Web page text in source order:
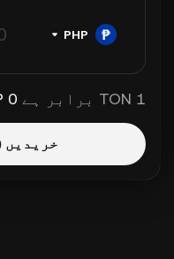
PHP
1 TON برابر ہے 0 PHP
خریدیں Ton ( coin )